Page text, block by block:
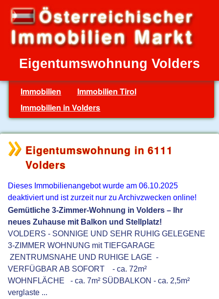
Eigentumswohnung Volders
Immobilien
Immobilien Tirol
Immobilien in Volders
Eigentumswohnung in 6111
Volders
Dieses Immobilienangebot wurde am 06.10.2025
deaktiviert und ist zurzeit nur zu Archivzwecken online!
Gemütliche 3-Zimmer-Wohnung in Volders – Ihr
neues Zuhause mit Balkon und Stellplatz!
VOLDERS - SONNIGE UND SEHR RUHIG GELEGENE
3-ZIMMER WOHNUNG mit TIEFGARAGE
ZENTRUMSNAHE UND RUHIGE LAGE -
VERFÜGBAR AB SOFORT - ca. 72m²
WOHNFLÄCHE - ca. 7m² SÜDBALKON - ca. 2,5m²
verglaste ...